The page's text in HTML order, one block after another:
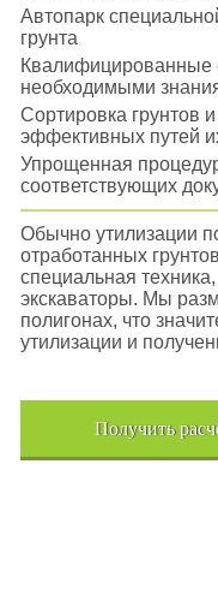
Автопарк
грунта
Квалифицированные
необходимыми
Сортировка грунтов
эффективных путей
Упрощенная
соответствующих
Обычно утилизации
отработанных
специальная
экскаваторы. Мы
полигонах, что
утилизации и
Получить